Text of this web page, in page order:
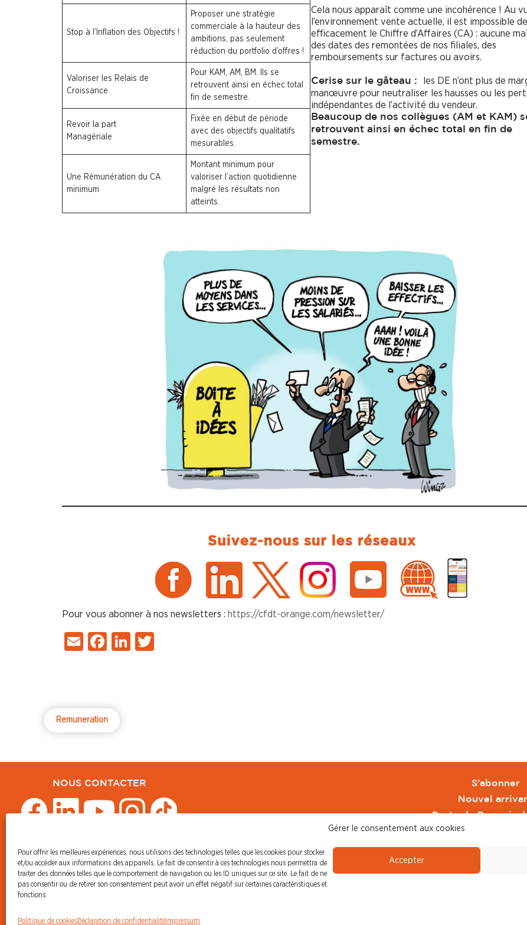
Gérer le consentement aux cookies
Pour offrir les meilleures expériences, nous utilisons des technologies telles que les cookies pour stocker
et/ou accéder aux informations des appareils. Le fait de consentir à ces technologies nous permettra de
traiter des données telles que le comportement de navigation ou les ID uniques sur ce site. Le fait de ne
pas consentir ou de retirer son consentement peut avoir un effet négatif sur certaines caractéristiques et
fonctions.
Accepter
Politique de cookiesDéclaration de confidentialité Impressum
Stop à l’Inflation des Objectifs !
Proposer une stratégie
commerciale à la hauteur des
ambitions, pas seulement
réduction du portfolio d’offres !
Valoriser les Relais de
Croissance
Pour KAM, AM, BM. Ils se
retrouvent ainsi en échec total
fin de semestre.
Revoir la part
Managériale
Fixée en début de période
avec des objectifs qualitatifs
mesurables.
Une Rémunération du CA
minimum
Montant minimum pour
valoriser l’action quotidienne
malgré les résultats non
atteints.
Cela nous apparaît comme une incohérence ! Au
l’environnement vente actuelle, il est impossible
efficacement le Chiffre d’Affaires (CA) : aucune
des dates des remontées de nos filiales, des
remboursements sur factures ou avoirs.
Cerise sur le gâteau :
les DE n’ont plus de
manœuvre pour neutraliser les hausses ou les
indépendantes de l’activité du vendeur.
Beaucoup de nos collègues (AM et KAM)
retrouvent ainsi en échec total en fin de
semestre.
Pour vous abonner à nos newsletters : https://cfdt-orange.com/newsletter/
EmailFacebook
LinkedIn
Remuneration
NOUS CONTACTER
© CFDT Orange
47 AVENUE SIMON BOLIVAR
75950 PARIS CEDEX 19
S'abonner
Nouvel
Pacte de Pouvoir
Toute l'actu CFDT